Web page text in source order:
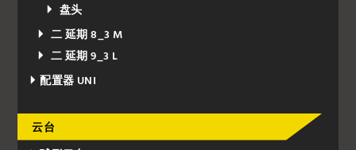
盘头
二 延期 8_3 M
二 延期 9_3 L
配置器 UNI
云台